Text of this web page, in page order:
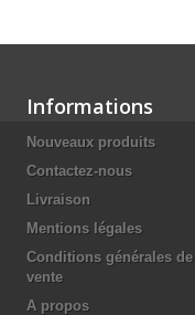
Informations
Nouveaux produits
Contactez-nous
Livraison
Mentions légales
Conditions générales de
vente
A propos